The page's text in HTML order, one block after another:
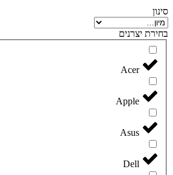
סינון
בחירת יצרנים
Acer
Apple
Asus
Dell